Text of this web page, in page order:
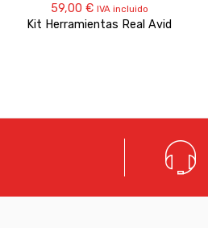
59,00 € IVA incluido
Kit Herramientas Real Avid